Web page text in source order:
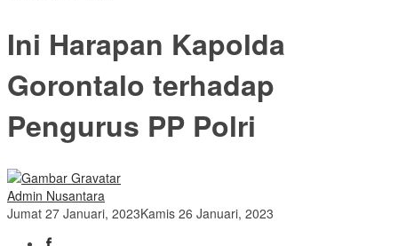
Ini Harapan Kapolda
Gorontalo terhadap
Pengurus PP Polri
Admin Nusantara
Jumat 27 Januari, 2023Kamis 26 Januari, 2023